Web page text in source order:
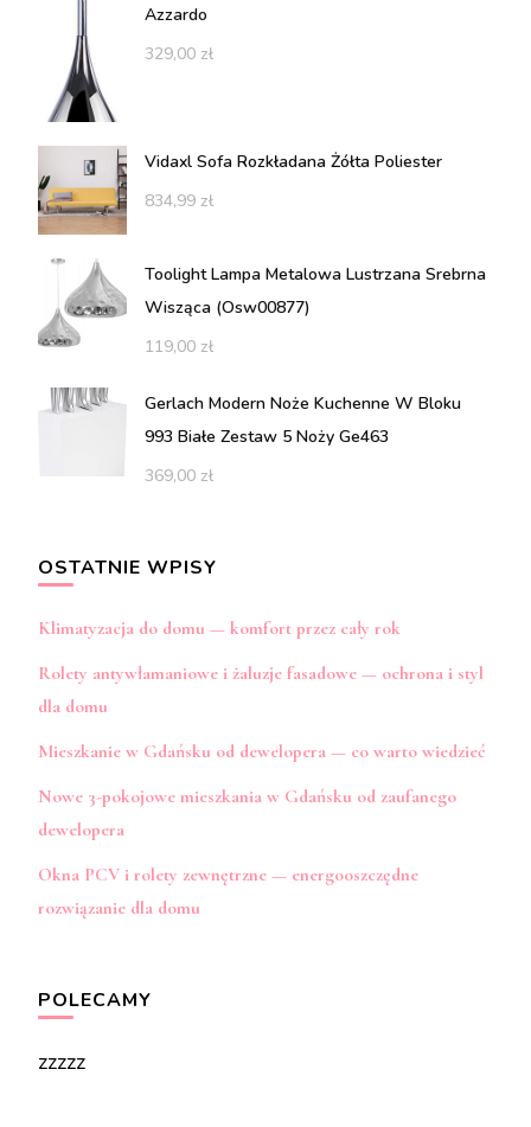
Azzardo
329,00 zł
Vidaxl Sofa Rozkładana Żółta Poliester
834,99 zł
Toolight Lampa Metalowa Lustrzana Srebrna
Wisząca (Osw00877)
119,00 zł
Gerlach Modern Noże Kuchenne W Bloku
993 Białe Zestaw 5 Noży Ge463
369,00 zł
OSTATNIE WPISY
Klimatyzacja do domu — komfort przez cały rok
Rolety antywłamaniowe i żaluzje fasadowe — ochrona i styl
dla domu
Mieszkanie w Gdańsku od dewelopera — co warto wiedzieć
Nowe 3-pokojowe mieszkania w Gdańsku od zaufanego
dewelopera
Okna PCV i rolety zewnętrzne — energooszczędne
rozwiązanie dla domu
POLECAMY
zzzzz